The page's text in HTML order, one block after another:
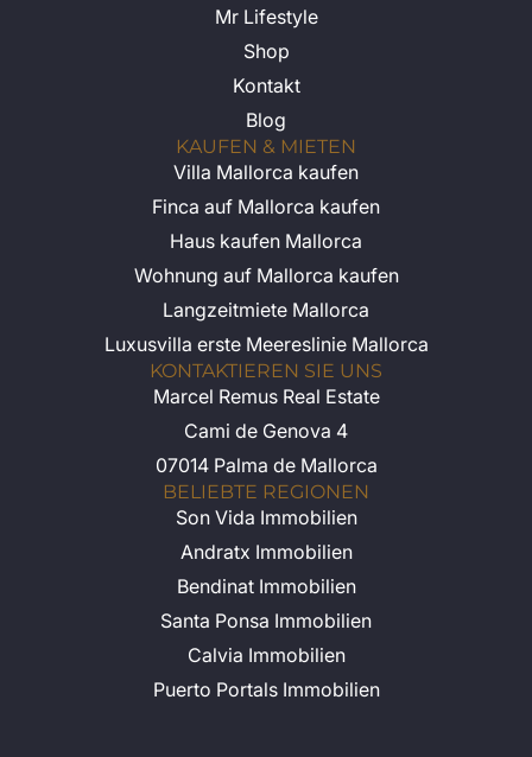
Mr Lifestyle
Shop
Kontakt
Blog
KAUFEN & MIETEN
Villa Mallorca kaufen
Finca auf Mallorca kaufen
Haus kaufen Mallorca
Wohnung auf Mallorca kaufen
Langzeitmiete Mallorca
Luxusvilla erste Meereslinie Mallorca
KONTAKTIEREN SIE UNS
Marcel Remus Real Estate
Cami de Genova 4
07014 Palma de Mallorca
BELIEBTE REGIONEN
Son Vida Immobilien
Andratx Immobilien
Bendinat Immobilien
Santa Ponsa Immobilien
Calvia Immobilien
Puerto Portals Immobilien